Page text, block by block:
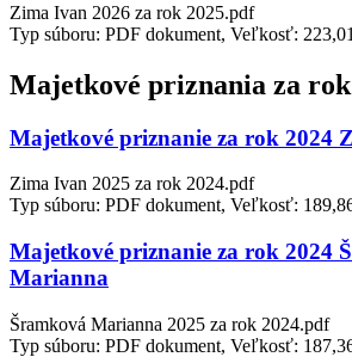
Zima Ivan 2026 za rok 2025.pdf
Typ súboru: PDF dokument, Veľkosť:
Majetkové priznania za rok
Majetkové priznanie za rok 2024
Zima Ivan 2025 za rok 2024.pdf
Typ súboru: PDF dokument, Veľkosť:
Majetkové priznanie za rok 2024
Marianna
Šramková Marianna 2025 za rok 2024.pdf
Typ súboru: PDF dokument, Veľkosť: